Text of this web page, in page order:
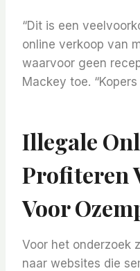
“Dit is een
online verkoop van
waarvoor geen
Mackey toe.
Illegale
Profiteren
Voor
Voor het onderzoek
naar websites die